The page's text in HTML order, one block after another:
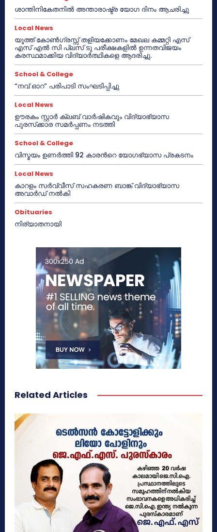
ശാന്തിനികേതനിൽ അന്താരാഷ്ട്ര യോഗ ദിനം ആചരിച്ചു
Local News
യൂത്ത് കോൺഗ്രസ്സ് തളിയക്കോണം മേഖല കമ്മറ്റി എസ്
എസ് എൽ സി പ്ലസ് ടു പരീക്ഷകളിൽ ഉന്നതവിജയം
കരസ്ഥമാക്കിയ വിദ്യാർത്ഥികളെ ആദരിച്ചു.
School & College
“നവ് ഓറ” പരിപാടി സംഘടിപ്പിച്ചു
Local News
ഊരകം സ്റ്റാർ ക്ലബ് വാർഷികവും വിദ്യാഭ്യാസ
പുരസ്‌ക്കാര സമർപ്പണം നടത്തി
School & College
വിസ്മയം ഉണർത്തി 92 കാരൻറെ യോഗഭ്യാസ പ്രകടനം
Local News
കാറളം സർവ്വീസ് സഹകരണ ബാങ്ക് വിദ്യാഭ്യാസ
അവാർഡ് നൽകി
Obituaries
നിര്യാതനായി
Related Articles